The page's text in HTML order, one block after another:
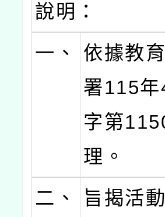
說明：
一、
依據教
署115
字第
理。
二、
旨揭活